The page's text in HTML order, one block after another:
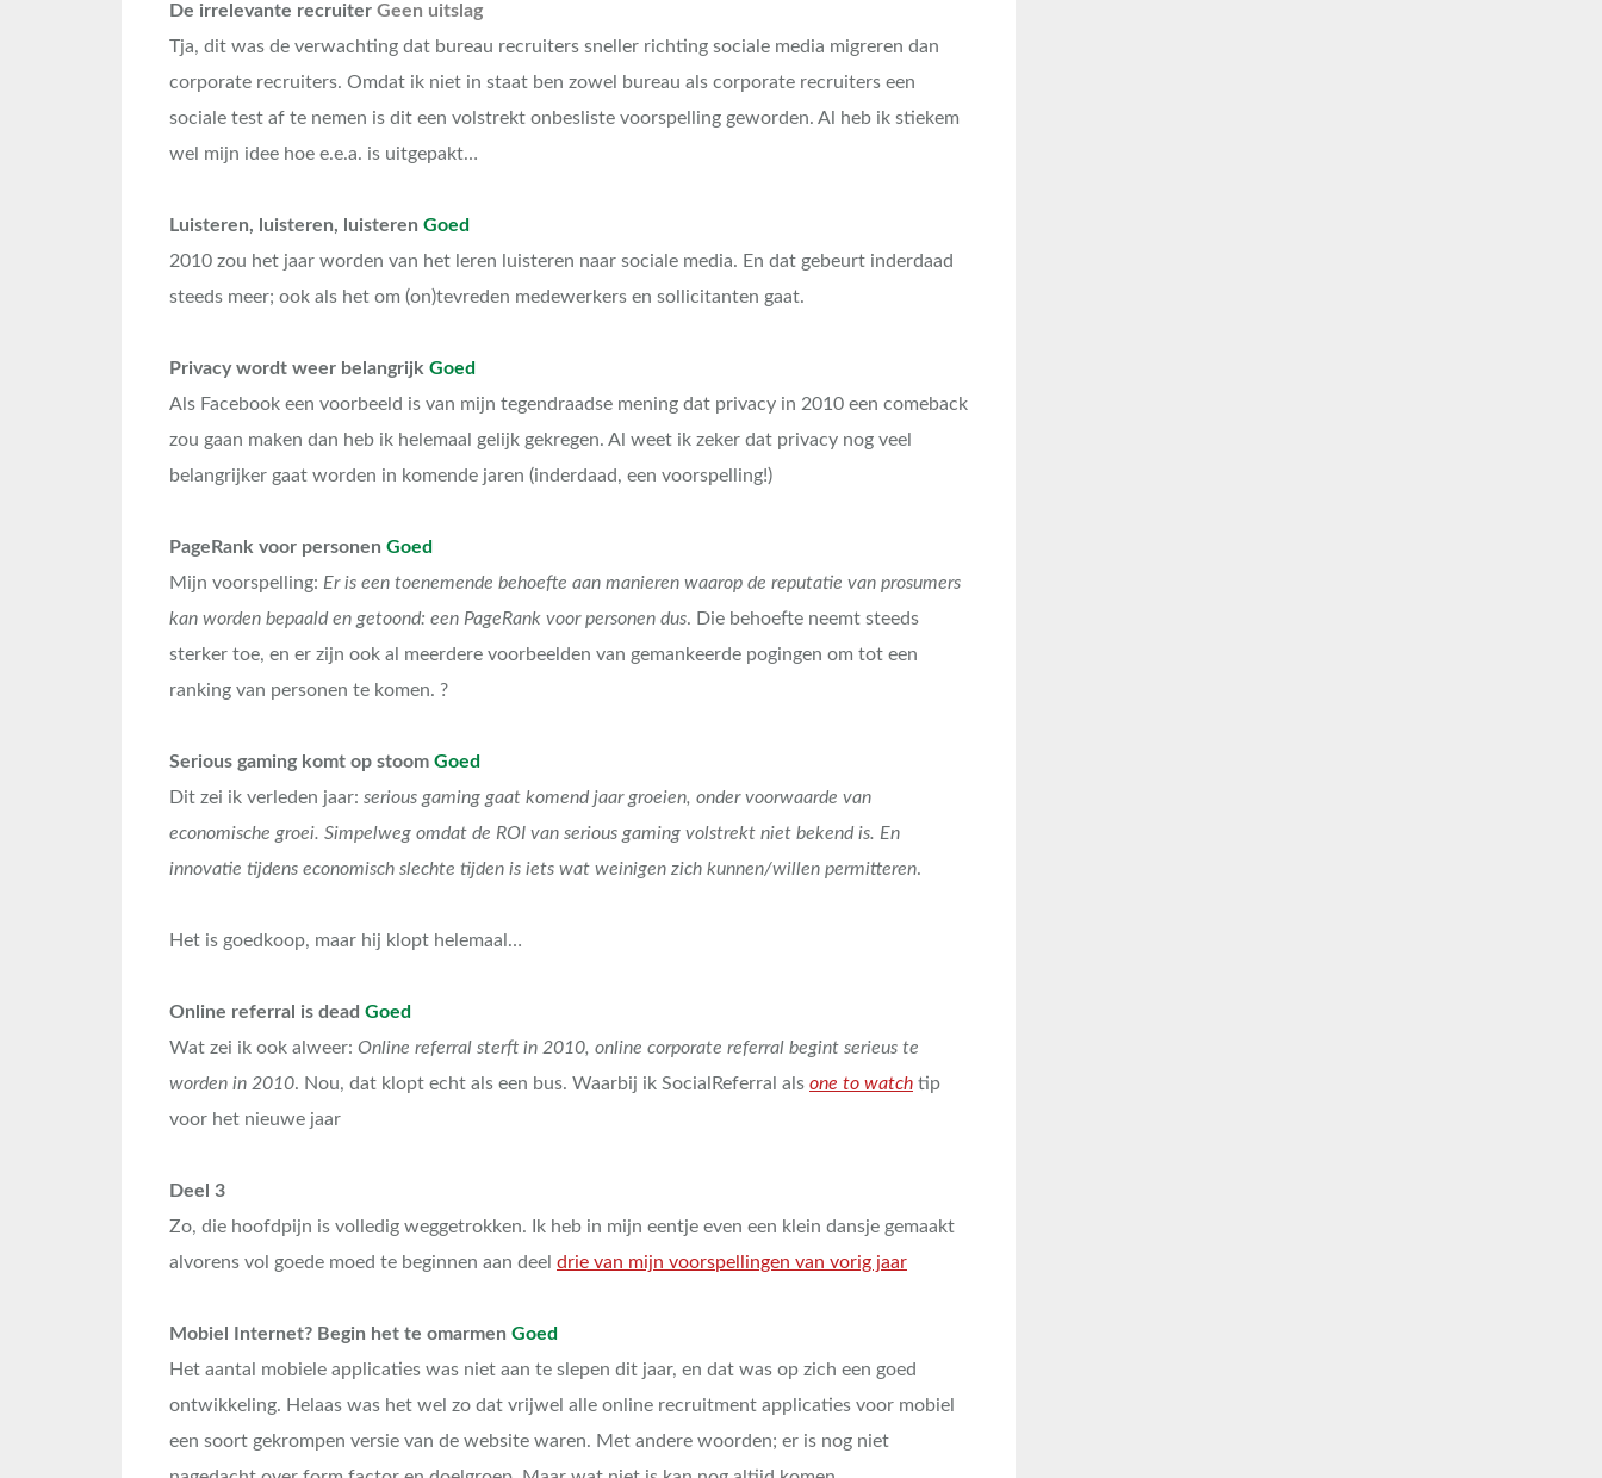
De irrelevante recruiter Geen uitslag
Tja, dit was de verwachting dat bureau recruiters sneller richting sociale media migreren dan
corporate recruiters. Omdat ik niet in staat ben zowel bureau als corporate recruiters een
sociale test af te nemen is dit een volstrekt onbesliste voorspelling geworden. Al heb ik stiekem
wel mijn idee hoe e.e.a. is uitgepakt…
Luisteren, luisteren, luisteren Goed
2010 zou het jaar worden van het leren luisteren naar sociale media. En dat gebeurt inderdaad
steeds meer; ook als het om (on)tevreden medewerkers en sollicitanten gaat.
Privacy wordt weer belangrijk Goed
Als Facebook een voorbeeld is van mijn tegendraadse mening dat privacy in 2010 een comeback
zou gaan maken dan heb ik helemaal gelijk gekregen. Al weet ik zeker dat privacy nog veel
belangrijker gaat worden in komende jaren (inderdaad, een voorspelling!)
PageRank voor personen Goed
Mijn voorspelling: Er is een toenemende behoefte aan manieren waarop de reputatie van prosumers
kan worden bepaald en getoond: een PageRank voor personen dus. Die behoefte neemt steeds
sterker toe, en er zijn ook al meerdere voorbeelden van gemankeerde pogingen om tot een
ranking van personen te komen. ?
Serious gaming komt op stoom Goed
Dit zei ik verleden jaar: serious gaming gaat komend jaar groeien, onder voorwaarde van
economische groei. Simpelweg omdat de ROI van serious gaming volstrekt niet bekend is. En
innovatie tijdens economisch slechte tijden is iets wat weinigen zich kunnen/willen permitteren.
Het is goedkoop, maar hij klopt helemaal…
Online referral is dead Goed
Wat zei ik ook alweer: Online referral sterft in 2010, online corporate referral begint serieus te
worden in 2010. Nou, dat klopt echt als een bus. Waarbij ik SocialReferral als one to watch tip
voor het nieuwe jaar
Deel 3
Zo, die hoofdpijn is volledig weggetrokken. Ik heb in mijn eentje even een klein dansje gemaakt
alvorens vol goede moed te beginnen aan deel drie van mijn voorspellingen van vorig jaar
Mobiel Internet? Begin het te omarmen Goed
Het aantal mobiele applicaties was niet aan te slepen dit jaar, en dat was op zich een goed
ontwikkeling. Helaas was het wel zo dat vrijwel alle online recruitment applicaties voor mobiel
een soort gekrompen versie van de website waren. Met andere woorden; er is nog niet